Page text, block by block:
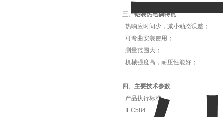
三、铠装热电偶特点
热响应时间少，减小动态误差；
可弯曲安装使用；
测量范围大；
机械强度高，耐压性能好；
四、主要技术参数
产品执行标准
IEC584